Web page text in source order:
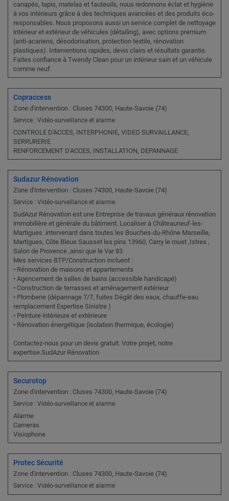
canapés, tapis, matelas et fauteuils, nous redonnons éclat et hygiène
à vos intérieurs grâce à des techniques avancées et des produits éco-
responsables. Nous proposons aussi un service complet de nettoyage
intérieur et extérieur de véhicules (détailing), avec options premium
(anti-acariens, désodorisation, protection textile, rénovation
plastiques). Interventions rapides, devis clairs et résultats garantis.
Faites confiance à Twendy Clean pour un intérieur sain et un véhicule
comme neuf.
Copraccess
Zone d'intervention : Cluses 74300, Haute-Savoie (74)
Service : Vidéo-surveillance et alarme
CONTROLE D'ACCES, INTERPHONIE, VIDEO SURVAILLANCE,
SERRURERIE
RENFORCEMENT D'ACCES, INSTALLATION, DEPANNAGE
Sudazur Rénovation
Zone d'intervention : Cluses 74300, Haute-Savoie (74)
Service : Vidéo-surveillance et alarme
SudAzur Rénovation est une Entreprise de travaux généraux rénovation
immobilière et générale du bâtiment. Localiser à Châteauneuf-les-
Martigues .intervenant dans toutes les Bouches-du-Rhône Marseille,
Martigues, Côte Bleue Sausset les pins 13960, Carry le rouet ,Istres ,
Salon de Provence ,ainsi que le Var 83
Mes services BTP/Construction incluent :
• Rénovation de maisons et appartements
• Agencement de salles de bains (accessible handicapé)
• Construction de terrasses et aménagement extérieur
• Plomberie (dépannage 7/7, fuites Dégât des eaux, chauffe-eau
remplacement Expertise Sinistre )
• Peinture intérieure et extérieure
• Rénovation énergétique (isolation thermique, écologie)
Contactez-nous pour un devis gratuit. Votre projet, notre
expertise.SudAzur Rénovation
Securotop
Zone d'intervention : Cluses 74300, Haute-Savoie (74)
Service : Vidéo-surveillance et alarme
Alarme
Cameras
Visiophone
Protec Sécurité
Zone d'intervention : Cluses 74300, Haute-Savoie (74)
Service : Vidéo-surveillance et alarme